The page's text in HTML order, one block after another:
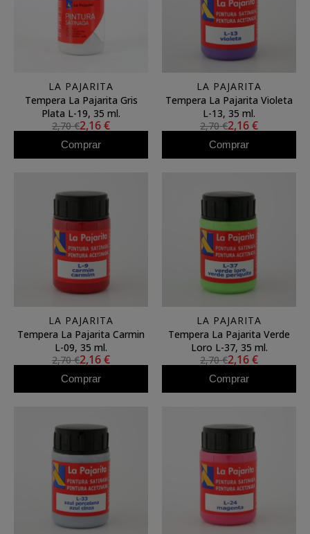
LA PAJARITA
Tempera La Pajarita Gris
Plata L-19, 35 ml.
2,70 €2,16 €
Comprar
LA PAJARITA
Tempera La Pajarita Violeta
L-13, 35 ml.
2,70 €2,16 €
Comprar
LA PAJARITA
Tempera La Pajarita Carmin
L-09, 35 ml.
2,70 €2,16 €
Comprar
LA PAJARITA
Tempera La Pajarita Verde
Loro L-37, 35 ml.
2,70 €2,16 €
Comprar